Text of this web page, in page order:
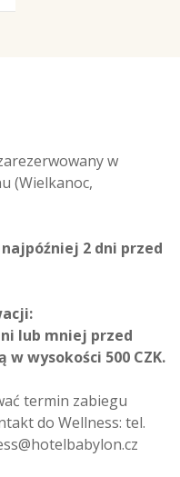
w
(Wielkanoc,
2 dni przed
lub mniej przed
wysokości 500 CZK.
termin zabiegu
do Wellness: tel.